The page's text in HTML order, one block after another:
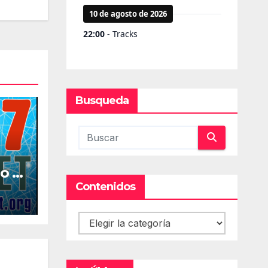
la
Busqueda
Contenidos
Contenidos